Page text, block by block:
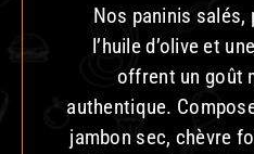
Nos paninis salés,
l’huile d’olive et
offrent un goût
authentique.
jambon sec, chèvre